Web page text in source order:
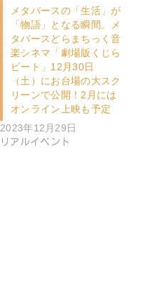
メタバースの「生活」が
「物語」となる瞬間。メ
タバースどらまちっく音
楽シネマ「劇場版くじら
ビート」12月30日
（土）にお台場の大スク
リーンで公開！2月には
オンライン上映も予定
2023年12月29日
リアルイベント